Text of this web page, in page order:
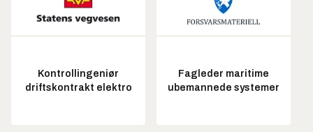
Kontrollingeniør
driftskontrakt elektro
Fagleder maritime
ubemannede systemer